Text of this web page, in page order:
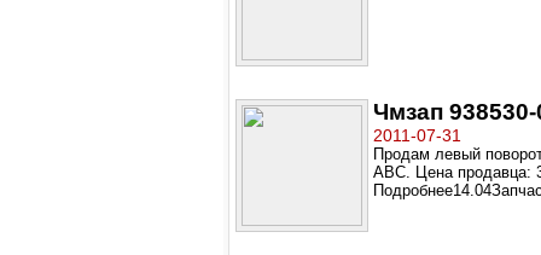
Чмзап
2011-07-31
Продам левый
АВС. Цена продавца: